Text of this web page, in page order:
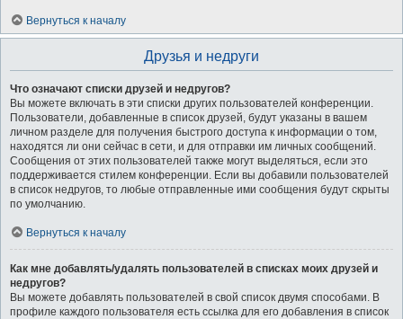
Вернуться к началу
Друзья и недруги
Что означают списки друзей и недругов?
Вы можете включать в эти списки других пользователей конференции.
Пользователи, добавленные в список друзей, будут указаны в вашем
личном разделе для получения быстрого доступа к информации о том,
находятся ли они сейчас в сети, и для отправки им личных сообщений.
Сообщения от этих пользователей также могут выделяться, если это
поддерживается стилем конференции. Если вы добавили пользователей
в список недругов, то любые отправленные ими сообщения будут скрыты
по умолчанию.
Вернуться к началу
Как мне добавлять/удалять пользователей в списках моих друзей и
недругов?
Вы можете добавлять пользователей в свой список двумя способами. В
профиле каждого пользователя есть ссылка для его добавления в список